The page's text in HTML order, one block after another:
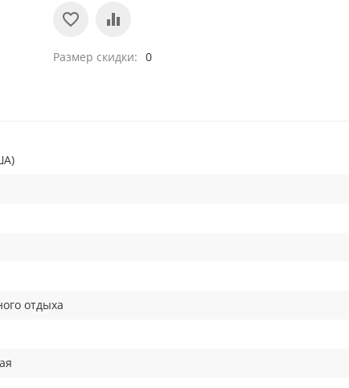
Размер скидки 0
отдыха